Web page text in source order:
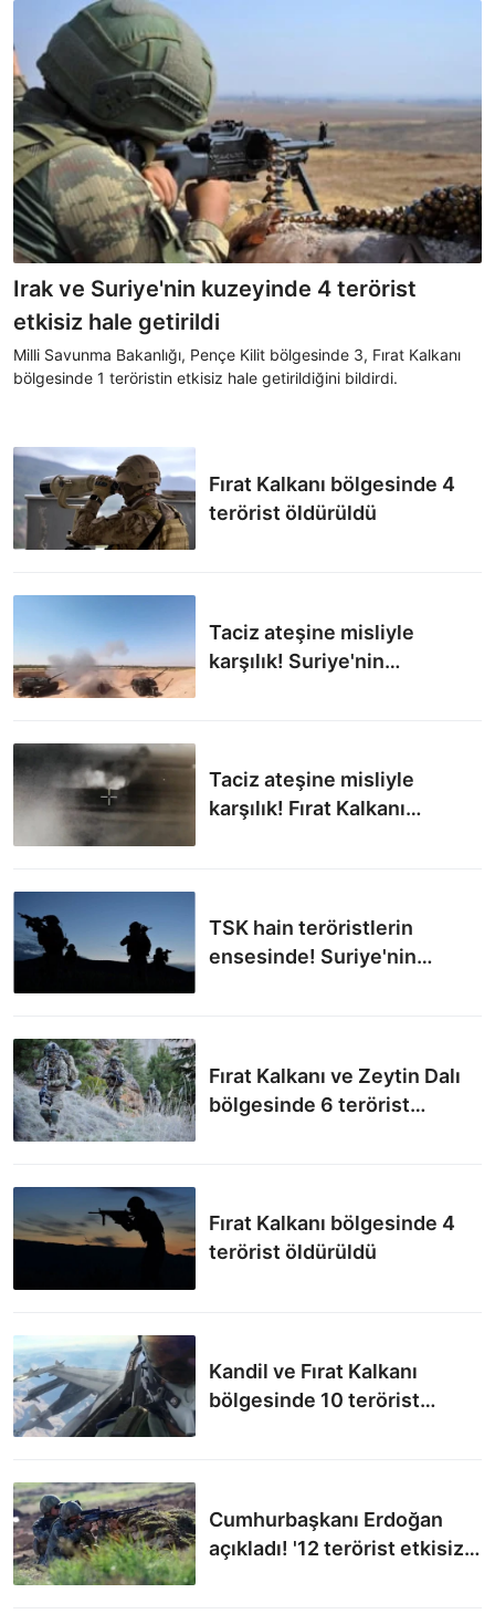
Irak ve Suriye'nin kuzeyinde 4 terörist
etkisiz hale getirildi
Milli Savunma Bakanlığı, Pençe Kilit bölgesinde 3, Fırat Kalkanı
bölgesinde 1 teröristin etkisiz hale getirildiğini bildirdi.
Fırat Kalkanı bölgesinde 4
terörist öldürüldü
Taciz ateşine misliyle
karşılık! Suriye'nin
Taciz ateşine misliyle
karşılık! Fırat Kalkanı
TSK hain teröristlerin
ensesinde! Suriye'nin
Fırat Kalkanı ve Zeytin Dalı
bölgesinde 6 terörist
Fırat Kalkanı bölgesinde 4
terörist öldürüldü
Kandil ve Fırat Kalkanı
bölgesinde 10 terörist
Cumhurbaşkanı Erdoğan
açıkladı! '12 terörist etkisiz